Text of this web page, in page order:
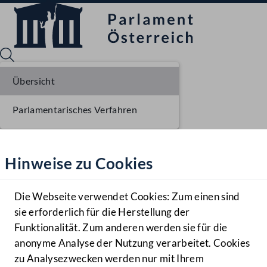
Hilfe
Benutzer
Navigationsmenü öffnen
MENÜ
Hinweise zu Cookies
Die Webseite verwendet Cookies: Zum einen sind
sie erforderlich für die Herstellung der
Funktionalität. Zum anderen werden sie für die
anonyme Analyse der Nutzung verarbeitet. Cookies
zu Analysezwecken werden nur mit Ihrem
Übersicht
Parlamentarisches Verfahren